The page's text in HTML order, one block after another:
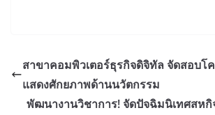
สาขาคอมพิวเตอร์ธุรกิจดิจิทัล จัดสอบโค
แสดงศักยภาพด้านนวัตกรรม
พัฒนางานวิชาการ! จัดปัจฉิมนิเทศสห